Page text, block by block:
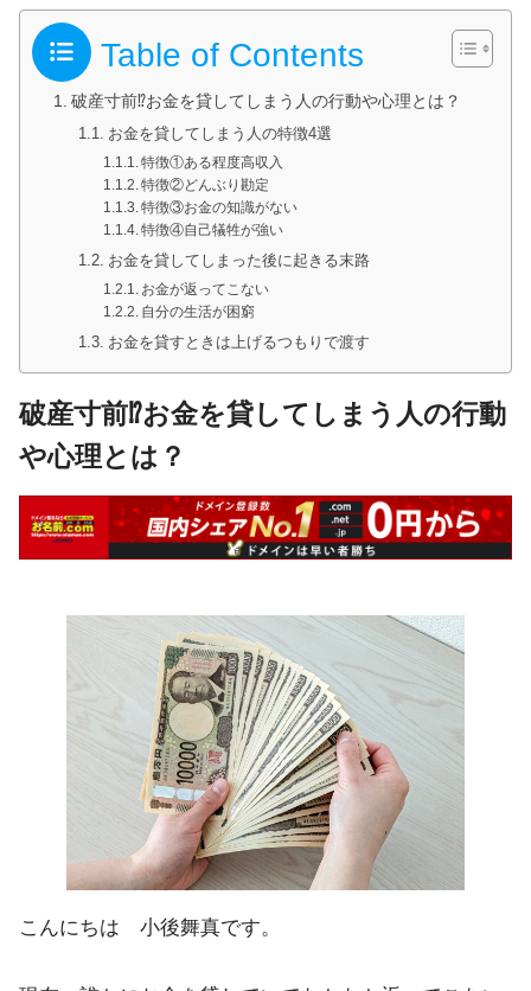
Table of Contents
破産寸前⁉お金を貸してしまう人の行動や心理とは？
お金を貸してしまう人の特徴4選
特徴①ある程度高収入
特徴②どんぶり勘定
特徴③お金の知識がない
特徴④自己犠牲が強い
お金を貸してしまった後に起きる末路
お金が返ってこない
自分の生活が困窮
お金を貸すときは上げるつもりで渡す
破産寸前⁉お金を貸してしまう人の行動
や心理とは？
こんにちは 小後舞真です。